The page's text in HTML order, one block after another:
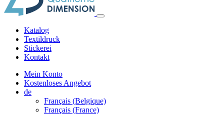
Katalog
Textildruck
Stickerei
Kontakt
Mein Konto
Kostenloses Angebot
de
Français (Belgique)
Français (France)